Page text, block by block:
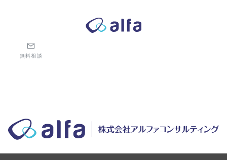
無料相談
株式会社アルファコンサルティング｜ホテル・旅館・観光業の事